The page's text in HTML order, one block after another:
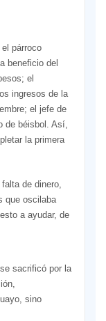
párroco
beneficio del
el
ingresos de la
el jefe de
de béisbol. Así,
la primera
de dinero,
que oscilaba
a ayudar, de
sacrificó por la
sino